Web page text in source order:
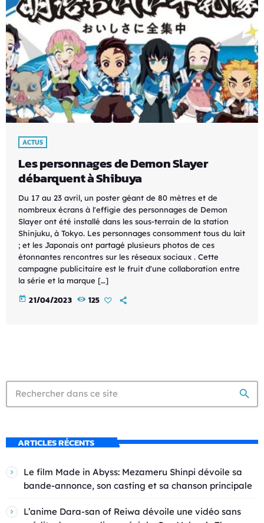
ACTUS
Les personnages de Demon Slayer
débarquent à Shibuya
Du 17 au 23 avril, un poster géant de 80 mètres et de
nombreux écrans à l'effigie des personnages de Demon
Slayer ont été installé dans les sous-terrain de la station
Shinjuku, à Tokyo. Les personnages consomment tous du lait
; et les Japonais ont partagé plusieurs photos de ces
étonnantes rencontres sur les réseaux sociaux . Cette
campagne publicitaire est le fruit d'une collaboration entre
la série et la marque […]
today 21/04/2023 125
search
ARTICLES RÉCENTS
Le film Made in Abyss: Mezameru Shinpi dévoile sa
bande-annonce, son casting et sa chanson principale
L’anime Dara-san of Reiwa dévoile une vidéo sans